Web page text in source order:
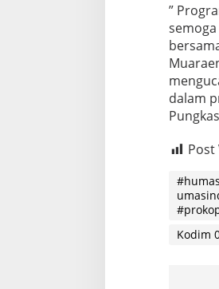
”
dalam
Post
Kodim